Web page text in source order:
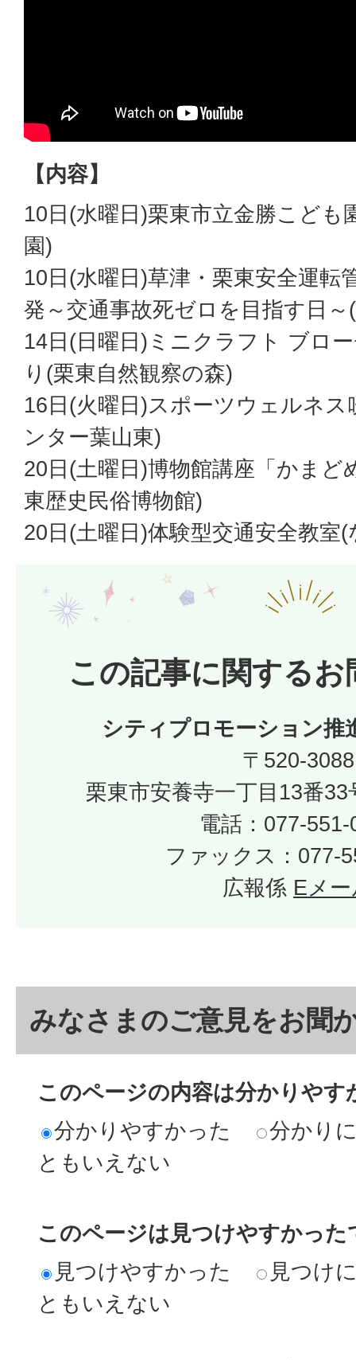
【内容】
10日(水曜日)栗東市立金勝こども
園)
10日(水曜日)草津・栗東安全運転
発～交通事故死ゼロを目指す日～
14日(日曜日)ミニクラフト ブロ
り(栗東自然観察の森)
16日(火曜日)スポーツウェルネ
ンター葉山東)
20日(土曜日)博物館講座「かまど
東歴史民俗博物館)
20日(土曜日)体験型交通安全教室
この記事に関するお
シティプロモーション推
〒520-3088
栗東市安養寺一丁目13番
電話：077-551-
ファックス：077-
広報係 Eメ
みなさまのご意見をお聞
このページの内容は分かりやす
分かりやすかった
分かり
ともいえない
このページは見つけやすかった
見つけやすかった
見つけ
ともいえない